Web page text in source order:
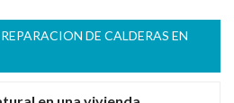
DE CALDERAS EN